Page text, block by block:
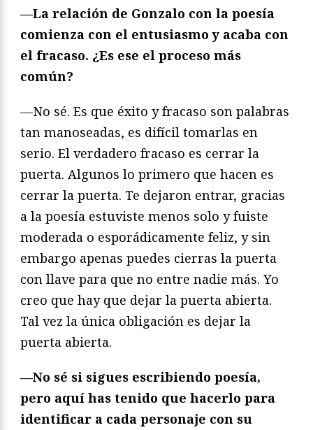
—La relación de Gonzalo con la poesía
comienza con el entusiasmo y acaba con
el fracaso. ¿Es ese el proceso más
común?
—No sé. Es que éxito y fracaso son palabras
tan manoseadas, es difícil tomarlas en
serio. El verdadero fracaso es cerrar la
puerta. Algunos lo primero que hacen es
cerrar la puerta. Te dejaron entrar, gracias
a la poesía estuviste menos solo y fuiste
moderada o esporádicamente feliz, y sin
embargo apenas puedes cierras la puerta
con llave para que no entre nadie más. Yo
creo que hay que dejar la puerta abierta.
Tal vez la única obligación es dejar la
puerta abierta.
—No sé si sigues escribiendo poesía,
pero aquí has tenido que hacerlo para
identificar a cada personaje con su